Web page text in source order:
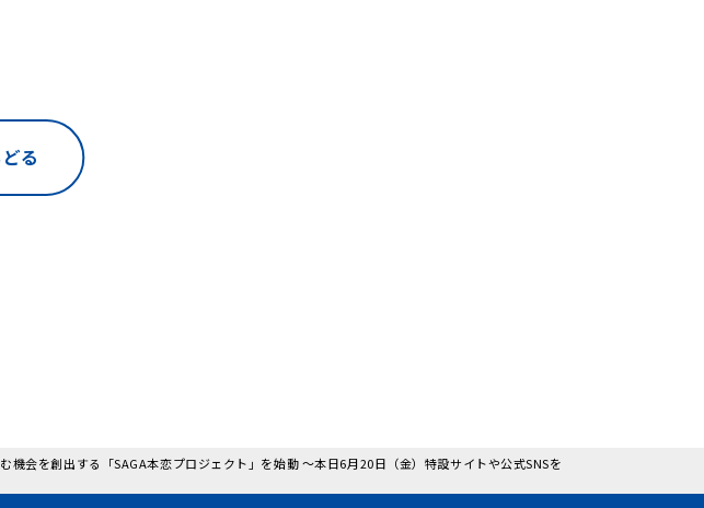
る
会を創出する「SAGA本恋プロジェクト」を始動 ～本日6月20日（金）特設サイトや公式SNSを